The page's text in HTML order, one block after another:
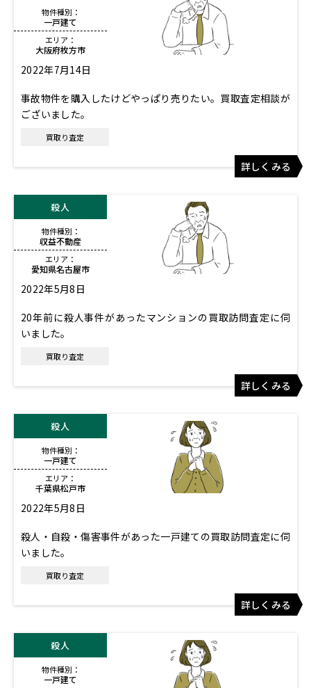
物件種別：
一戸建て
エリア：
大阪府枚方市
2022年7月14日
事故物件を購入したけどやっぱり売りたい。買取査定相談が
ございました。
買取り査定
詳しくみる
殺人
物件種別：
収益不動産
エリア：
愛知県名古屋市
2022年5月8日
20年前に殺人事件があったマンションの買取訪問査定に伺
いました。
買取り査定
詳しくみる
殺人
物件種別：
一戸建て
エリア：
千葉県松戸市
2022年5月8日
殺人・自殺・傷害事件があった一戸建ての買取訪問査定に伺
いました。
買取り査定
詳しくみる
殺人
物件種別：
一戸建て